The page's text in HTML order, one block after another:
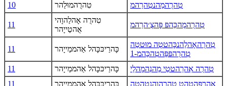
10
טִהרֻהמוּלַהר טִהרֻהמַהנטִהרַהמ
11
טִהרֻה אָהלַהוָהי
אֻהטַייָהר
טִהרֻהמֻהכַּהפּ פָּהצֻ׳הרַהמ
11
טִהרֻהאָהלַהנכָּהטטֻה מוּטטַה
טִהרֻהפּפַּהטִהכַּהמ-1
11
טִהרֻה אִהרַהטטַי מַהנִהמָהלַי
11
אַהרפֻּהטַהט טִהרֻהוַהנטָהטִה